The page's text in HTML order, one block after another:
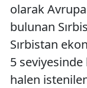
olarak
bulunan
Sırbistan
5
halen